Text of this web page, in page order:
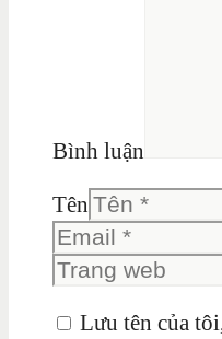
Bình luận
Tên
Lưu tên của